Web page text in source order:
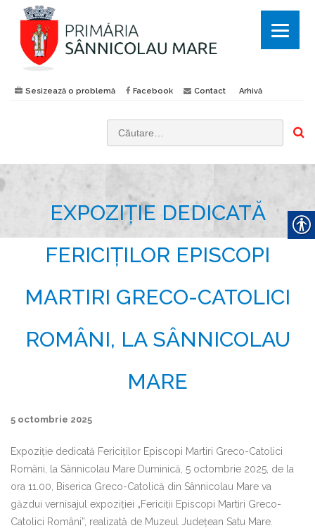
Sesizează o problemă Facebook Contact Arhivă
EXPOZIȚIE DEDICATĂ
FERICIȚILOR EPISCOPI
MARTIRI GRECO-CATOLICI
ROMÂNI, LA SÂNNICOLAU
MARE
5 octombrie 2025
Expoziție dedicată Fericiților Episcopi Martiri Greco-Catolici
Români, la Sânnicolau Mare Duminică, 5 octombrie 2025, de la
ora 11.00, Biserica Greco-Catolică din Sânnicolau Mare va
găzdui vernisajul expoziției „Fericiții Episcopi Martiri Greco-
Catolici Români”, realizată de Muzeul Județean Satu Mare.